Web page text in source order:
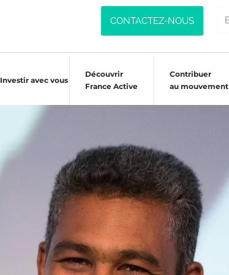
CONTACTEZ-NOUS
Investir avec vous
Découvrir
France Active
Contribuer
au mouvement